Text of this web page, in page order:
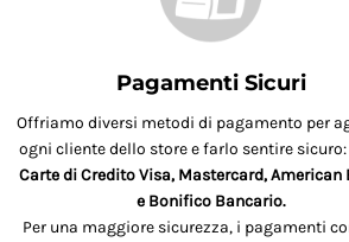
Pagamenti Sicuri
Offriamo diversi metodi di pagamento per
ogni cliente dello store e farlo sentire sicuro:
Carte di Credito Visa, Mastercard, American
e Bonifico Bancario.
Per una maggiore sicurezza, i pagamenti